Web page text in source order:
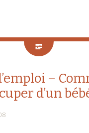
–
d’un